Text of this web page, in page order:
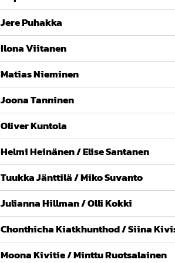
Jere Puhakka
Ilona Viitanen
Matias Nieminen
Joona Tanninen
Oliver Kuntola
Helmi Heinänen / Elise Santanen
Tuukka Jänttilä / Miko Suvanto
Julianna Hillman / Olli Kokki
Chonthicha Kiatkhunthod / Siina
Moona Kivitie / Minttu Ruotsalainen